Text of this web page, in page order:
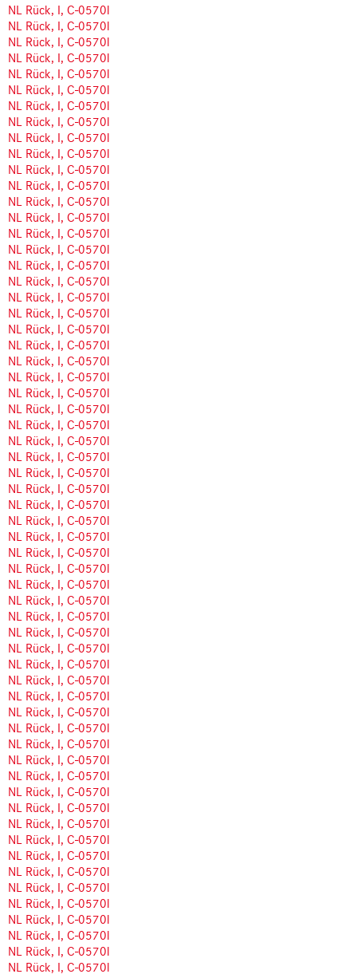
NL Rück, I, C-0570l
NL Rück, I, C-0570l
NL Rück, I, C-0570l
NL Rück, I, C-0570l
NL Rück, I, C-0570l
NL Rück, I, C-0570l
NL Rück, I, C-0570l
NL Rück, I, C-0570l
NL Rück, I, C-0570l
NL Rück, I, C-0570l
NL Rück, I, C-0570l
NL Rück, I, C-0570l
NL Rück, I, C-0570l
NL Rück, I, C-0570l
NL Rück, I, C-0570l
NL Rück, I, C-0570l
NL Rück, I, C-0570l
NL Rück, I, C-0570l
NL Rück, I, C-0570l
NL Rück, I, C-0570l
NL Rück, I, C-0570l
NL Rück, I, C-0570l
NL Rück, I, C-0570l
NL Rück, I, C-0570l
NL Rück, I, C-0570l
NL Rück, I, C-0570l
NL Rück, I, C-0570l
NL Rück, I, C-0570l
NL Rück, I, C-0570l
NL Rück, I, C-0570l
NL Rück, I, C-0570l
NL Rück, I, C-0570l
NL Rück, I, C-0570l
NL Rück, I, C-0570l
NL Rück, I, C-0570l
NL Rück, I, C-0570l
NL Rück, I, C-0570l
NL Rück, I, C-0570l
NL Rück, I, C-0570l
NL Rück, I, C-0570l
NL Rück, I, C-0570l
NL Rück, I, C-0570l
NL Rück, I, C-0570l
NL Rück, I, C-0570l
NL Rück, I, C-0570l
NL Rück, I, C-0570l
NL Rück, I, C-0570l
NL Rück, I, C-0570l
NL Rück, I, C-0570l
NL Rück, I, C-0570l
NL Rück, I, C-0570l
NL Rück, I, C-0570l
NL Rück, I, C-0570l
NL Rück, I, C-0570l
NL Rück, I, C-0570l
NL Rück, I, C-0570l
NL Rück, I, C-0570l
NL Rück, I, C-0570l
NL Rück, I, C-0570l
NL Rück, I, C-0570l
NL Rück, I, C-0570l